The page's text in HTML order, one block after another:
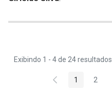
Exibindo 1 - 4 de 24 resultados.
1 2